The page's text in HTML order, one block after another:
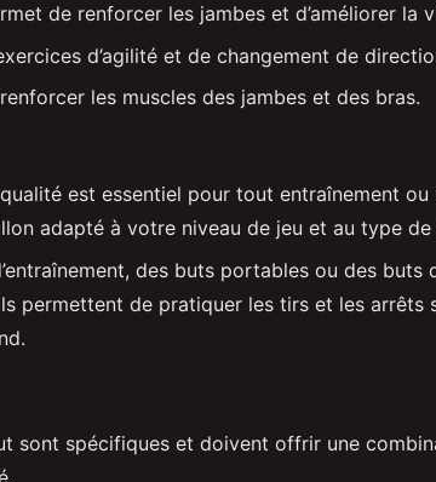
de renforcer les jambes et d’améliorer la
d’agilité et de changement de
les muscles des jambes et des bras.
est essentiel pour tout entraînement ou
adapté à votre niveau de jeu et au type de
des buts portables ou des buts
permettent de pratiquer les tirs et les arrêts
sont spécifiques et doivent offrir une